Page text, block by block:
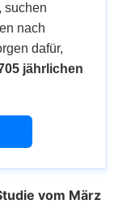
suchen
nach
dafür,
jährlichen
vom März